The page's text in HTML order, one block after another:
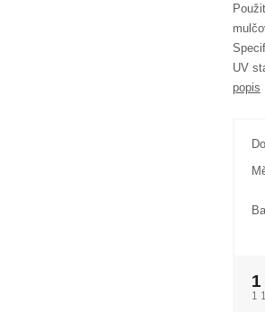
UV
popis
1